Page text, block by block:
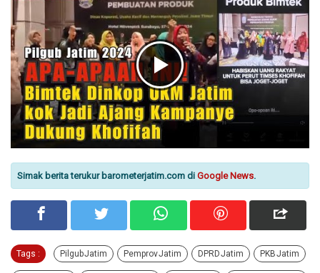
Simak berita terukur barometerjatim.com di Google News.
Tags : Pilgub Jatim Pemprov Jatim DPRD Jatim PKB Jatim